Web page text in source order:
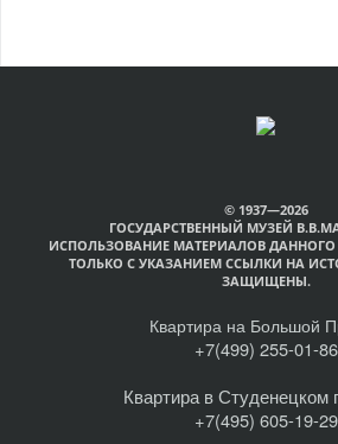
© 1937—2026
ГОСУДАРСТВЕННЫЙ МУЗЕЙ
ИСПОЛЬЗОВАНИЕ МАТЕРИАЛОВ ДАННОГО
ТОЛЬКО С УКАЗАНИЕМ ССЫЛКИ НА
ЗАЩИЩЕНЫ.
Квартира на Большой
+7(499) 255-01-86
Квартира в Студенецком
+7(495) 605-19-29